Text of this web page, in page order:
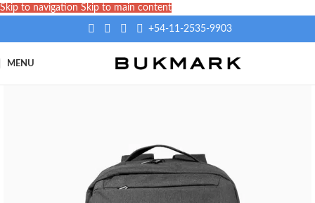
Skip to navigation Skip to main content
+54-11-2535-9903
MENU